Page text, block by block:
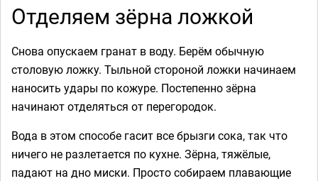
Отделяем зёрна ложкой
Снова опускаем гранат в воду. Берём обычную
столовую ложку. Тыльной стороной ложки начинаем
наносить удары по кожуре. Постепенно зёрна
начинают отделяться от перегородок.
Вода в этом способе гасит все брызги сока, так что
ничего не разлетается по кухне. Зёрна, тяжёлые,
падают на дно миски. Просто собираем плавающие